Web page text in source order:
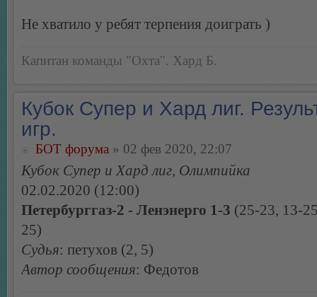
Не хватило у ребят терпения доиграть )
Капитан команды "Охта". Хард Б.
Кубок Супер и Хард лиг.
игр.
БОТ форума » 02 фев 2020, 22:07
Кубок Супер и Хард лиг, Олимпийка
02.02.2020 (12:00)
Петербурггаз-2 - Ленэнерго 1-3 (25-23, 13-
25)
Судья: петухов (2, 5)
Автор сообщения: Федотов